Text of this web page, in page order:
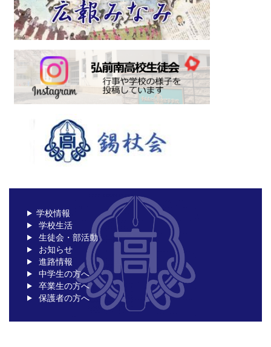
学校情報
学校生活
生徒会・部活動
お知らせ
進路情報
中学生の方へ
卒業生の方へ
保護者の方へ